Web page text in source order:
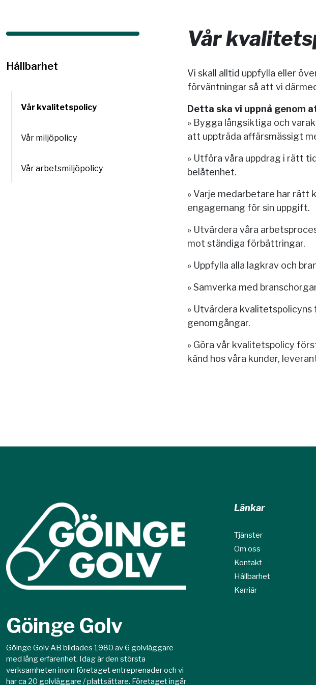
Hållbarhet
Vår kvalitetspolicy
Vår miljöpolicy
Vår arbetsmiljöpolicy
Vår
Vi skall alltid uppfylla eller
förväntningar så att vi
Detta ska vi uppnå genom
» Bygga långsiktiga och
att uppträda affärsmässigt
» Utföra våra uppdrag i rätt
belåtenhet.
» Varje medarbetare har rätt
engagemang för sin uppgift.
» Utvärdera våra
mot ständiga förbättringar.
» Uppfylla alla lagkrav och
» Samverka med
» Utvärdera
genomgångar.
» Göra vår kvalitetspolicy
känd hos våra kunder,
Göinge Golv
Göinge Golv AB bildades 1980 av 6 golvläggare
med lång erfarenhet. Idag är den största
verksamheten inom företaget entreprenader och vi
har ca 20 golvläggare / plattsättare. Företaget ingår
Länkar
Tjänster
Om oss
Kontakt
Hållbarhet
Karriär